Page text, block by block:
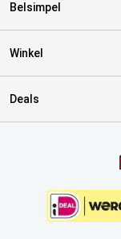
Belsimpel
Winkel
Deals